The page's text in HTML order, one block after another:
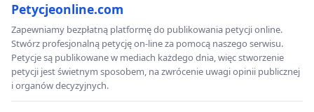
Petycjeonline.com
Zapewniamy bezpłatną platformę do publikowania petycji online.
Stwórz profesjonalną petycję on-line za pomocą naszego serwisu.
Petycje są publikowane w mediach każdego dnia, więc stworzenie
petycji jest świetnym sposobem, na zwrócenie uwagi opinii publicznej
i organów decyzyjnych.